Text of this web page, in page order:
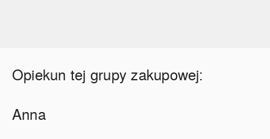
Opiekun tej grupy zakupowej:
Anna